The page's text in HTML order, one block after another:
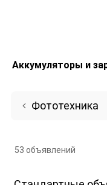
Аккумуляторы и
Фототехника
53 объявлений